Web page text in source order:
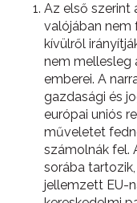
Az első szerint
valójában nem
kívülről
nem mellesleg
emberei. A
gazdasági és
európai uniós
műveletet
számolnák fel.
sorába
jellemzett EU-